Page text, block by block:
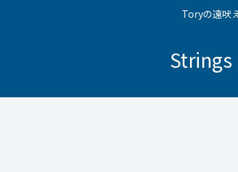
Toryの遠吠
Strings